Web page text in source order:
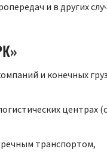
и в других
и конечных
центрах
транспортом,